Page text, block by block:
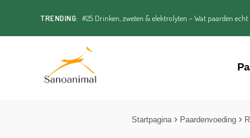
TRENDING: #25 Drinken, zweten & elektrolyten – Wat paarden echt
Startpagina Paardenvoeding